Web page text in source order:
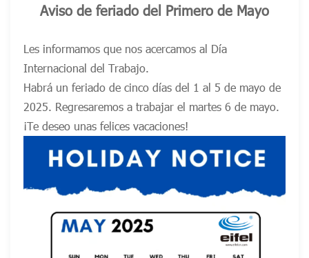
Aviso de feriado del Primero de Mayo
Les informamos que nos acercamos al Día
Internacional del Trabajo.
Habrá un feriado de cinco días del 1 al 5 de mayo de
2025. Regresaremos a trabajar el martes 6 de mayo.
¡Te deseo unas felices vacaciones!